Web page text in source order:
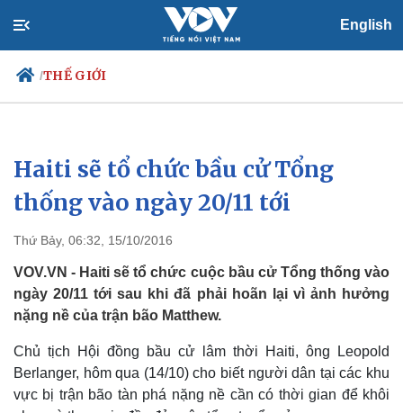
English
/THẾ GIỚI
Chính trị
Đảng
Tổ chức nhân sự
Nhận diện sự thật
Xã hội
Tin 24h
Dự báo thời tiết
Việc làm
Biển đảo
Haiti sẽ tổ chức bầu cử Tổng
thống vào ngày 20/11 tới
Thứ Bảy, 06:32, 15/10/2016
VOV.VN - Haiti sẽ tổ chức cuộc bầu cử Tổng thống vào
ngày 20/11 tới sau khi đã phải hoãn lại vì ảnh hưởng
nặng nề của trận bão Matthew.
Chủ tịch Hội đồng bầu cử lâm thời Haiti, ông Leopold
Berlanger, hôm qua (14/10) cho biết người dân tại các khu
vực bị trận bão tàn phá nặng nề cần có thời gian để khôi